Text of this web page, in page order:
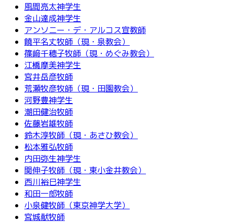
風間亮太神学生
金山達成神学生
アンソニー・デ・アルコス宣教師
饒平名丈牧師（現・泉教会）
篠﨑千穂子牧師（現・めぐみ教会）
江橋摩美神学生
宮井岳彦牧師
荒瀬牧彦牧師（現・田園教会）
河野豊神学生
潮田健治牧師
佐藤岩雄牧師
鈴木淳牧師（現・あさひ教会）
松本雅弘牧師
内田弥生神学生
関伸子牧師（現・東小金井教会）
西川裕巳神学生
和田一郎牧師
小泉健牧師（東京神学大学）
宮城献牧師